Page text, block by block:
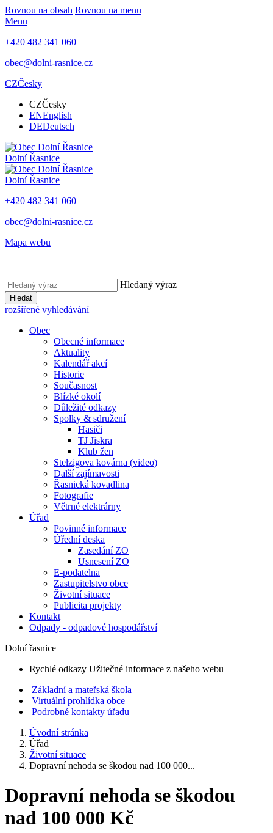
Rovnou na obsah Rovnou na menu
Menu
+420 482 341 060
obec@dolni-rasnice.cz
CZČesky
CZČesky
ENEnglish
DEDeutsch
Dolní Řasnice
Dolní Řasnice
+420 482 341 060
obec@dolni-rasnice.cz
Mapa webu
Hledaný výraz
Hledat
rozšířené vyhledávání
Obec
Obecné informace
Aktuality
Kalendář akcí
Historie
Současnost
Blízké okolí
Důležité odkazy
Spolky & sdružení
Hasiči
TJ Jiskra
Klub žen
Stelzigova kovárna (video)
Další zajímavosti
Řasnická kovadlina
Fotografie
Větrné elektrárny
Úřad
Povinné informace
Úřední deska
Zasedání ZO
Usnesení ZO
E-podatelna
Zastupitelstvo obce
Životní situace
Publicita projekty
Kontakt
Odpady - odpadové hospodářství
Dolní řasnice
Rychlé odkazy Užitečné informace z našeho webu
Základní a mateřská škola
Virtuální prohlídka obce
Podrobné kontakty úřadu
Úvodní stránka
Úřad
Životní situace
Dopravní nehoda se škodou nad 100 000...
Dopravní nehoda se škodou
nad 100 000 Kč